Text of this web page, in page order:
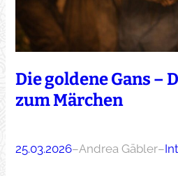
Die goldene Gans –
zum Märchen
25.03.2026–Andrea Gäbler–